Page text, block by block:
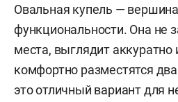
Овальная купель —
функциональности. Она не
места, выглядит аккуратно
комфортно разместятся
это отличный вариант для